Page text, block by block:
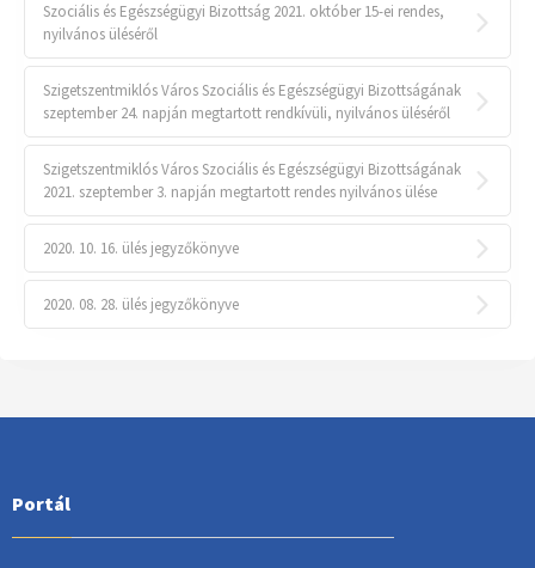
Szociális és Egészségügyi Bizottság 2021. október 15-ei rendes,
nyilvános üléséről
Szigetszentmiklós Város Szociális és Egészségügyi Bizottságának
szeptember 24. napján megtartott rendkívüli, nyilvános üléséről
Szigetszentmiklós Város Szociális és Egészségügyi Bizottságának
2021. szeptember 3. napján megtartott rendes nyilvános ülése
2020. 10. 16. ülés jegyzőkönyve
2020. 08. 28. ülés jegyzőkönyve
Portál